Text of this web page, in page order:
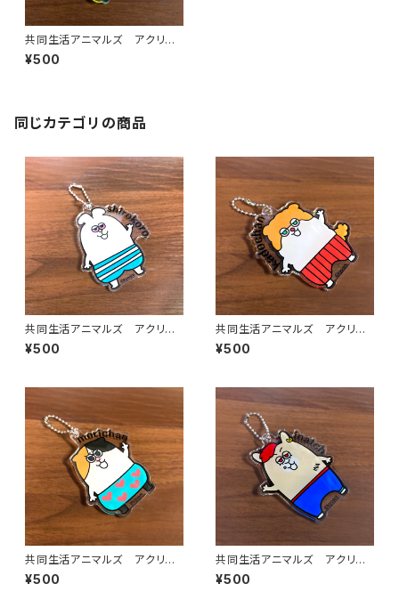
共同生活アニマルズ アクリル
ボールチェーン（全員）
¥500
同じカテゴリの商品
共同生活アニマルズ アクリル
ボールチェーン（シロコロホルモ
ン）
¥500
共同生活アニマルズ アクリル
ボールチェーン（かどちゃん）
¥500
共同生活アニマルズ アクリル
ボールチェーン（もりちゃん）
¥500
共同生活アニマルズ アクリル
ボールチェーン（いなっち）
¥500